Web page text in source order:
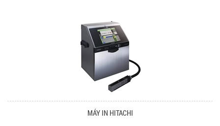
MÁY IN HITACHI